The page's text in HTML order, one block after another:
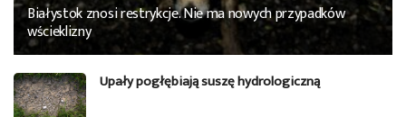
Białystok znosi restrykcje. Nie ma nowych przypadków
wścieklizny
Upały pogłębiają suszę hydrologiczną